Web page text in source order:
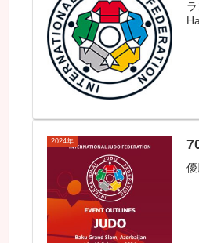
2024年